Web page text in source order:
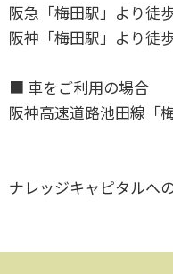
阪急「梅田駅」より徒
阪神「梅田駅」より徒
■ 車をご利用の場合
阪神高速道路池田線「
ナレッジキャピタルへ